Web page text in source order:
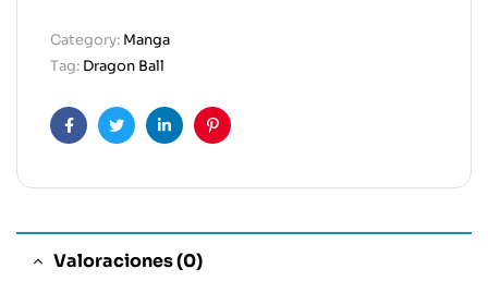
Category: Manga
Tag: Dragon Ball
FacebookTwitterLinkedinPinterest
Valoraciones (0)